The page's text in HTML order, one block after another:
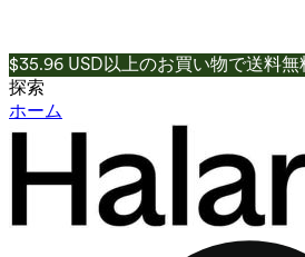
$35.96 USD以上のお買い物で送料無
探索
ホーム